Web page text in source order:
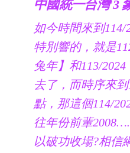
中國統一台灣 3
如今時間來到
特別響的，就是
兔年】和113/
去了，而時序來
點，那這個114/
往年份前輩
以破功收場?相信